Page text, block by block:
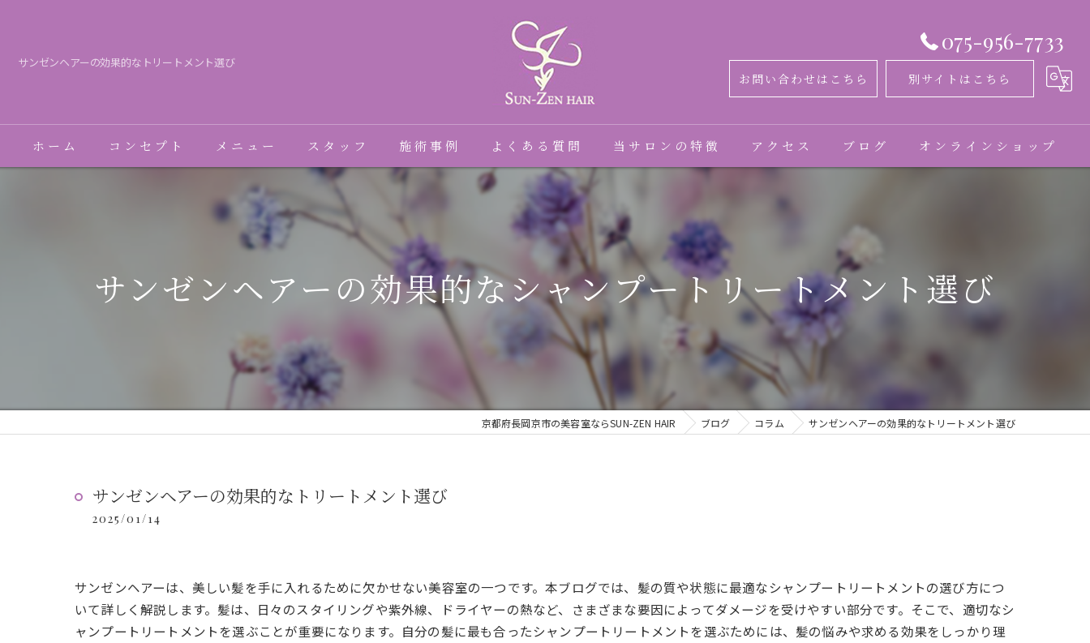
サンゼンヘアーの効果的なトリートメント選び
075-956-7733
お問い合わせはこちら 別サイトはこちら
ホーム コンセプト メニュー スタッフ 施術事例 よくある質問 当サロンの特徴
癖毛
縮毛矯正
トリートメント
ダメージ毛
アクセス ブログ
お客様の声
オンラインショップ
サンゼンヘアーの効果的なシャンプートリートメント選び
京都府長岡京市の美容室ならSUN-ZEN HAIR ブログ コラム サンゼンヘアーの効果的なトリートメント選び
サンゼンヘアーの効果的なトリートメント選び
2025/01/14
サンゼンヘアーは、美しい髪を手に入れるために欠かせない美容室の一つです。本ブログでは、髪の質や状態に最適なシャンプートリートメントの選び方につ
いて詳しく解説します。髪は、日々のスタイリングや紫外線、ドライヤーの熱など、さまざまな要因によってダメージを受けやすい部分です。そこで、適切なシ
ャンプートリートメントを選ぶことが重要になります。自分の髪に最も合ったシャンプートリートメントを選ぶためには、髪の悩みや求める効果をしっかり理